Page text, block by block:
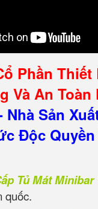
Phần
Và An
Nhà Sản
Độc Quyền
Tủ Mát Minibar
quốc.